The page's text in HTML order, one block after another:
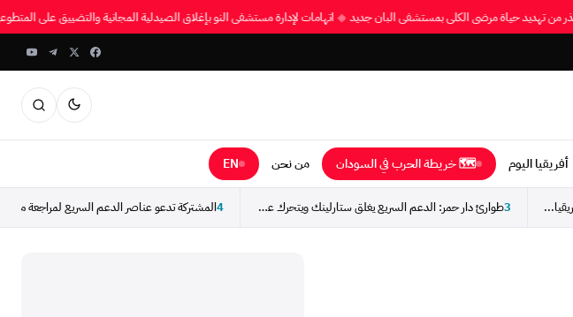
من تهديد حياة مرضى الكلى بمستشفى البان جديد ◆ اتهامات لإدارة مستشفى النو بإغلاق الصيدلية المجانية والتضييق على
أفريقيا اليوم 🗺 خريطة الحرب في السودان من نحن EN
3 طوارئ دار حمر: الدعم السريع يغلق ستارلينك ويتحرك عسكرياً... 4